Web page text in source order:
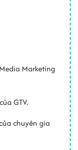
Marketing
GTV.
chuyên gia